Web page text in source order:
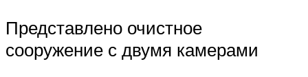
Представлено очистное
сооружение с двумя камерами